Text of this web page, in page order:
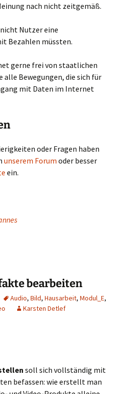
nach nicht zeitgemäß.
Nutzer eine
Bezahlen müssten.
gerne frei von staatlichen
alle Bewegungen, die sich für
mit Daten im Internet
oder Fragen haben
unserem Forum oder besser
ein.
bearbeiten
Audio, Bild, Hausarbeit, Modul_E,
Karsten Detlef
soll sich vollständig mit
befassen: wie erstellt man